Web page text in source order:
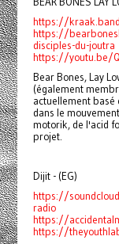
https://
https://
disciples-du-joutra
https://youtu.be/
Bear Bones, Lay
(également
actuellement basé
dans le
motorik, de l'acid
projet.
Dijit - (EG)
https://
radio
https://
https://